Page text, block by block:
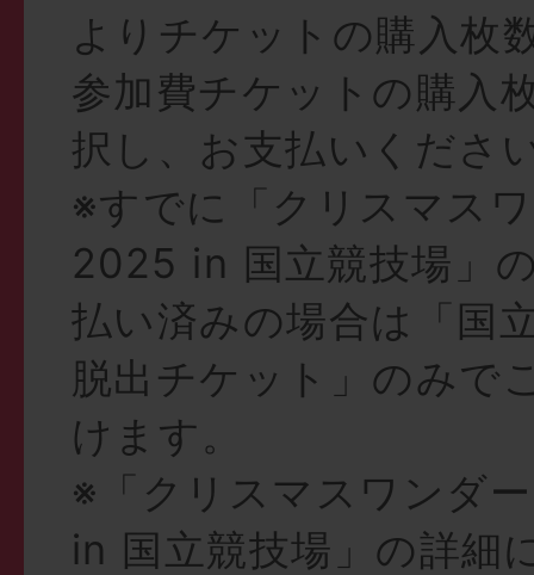
よりチケットの購入枚
参加費チケットの購入
択し、お支払いくださ
※すでに「クリスマス
2025 in 国立競技場」
払い済みの場合は「国
脱出チケット」のみで
けます。
※「クリスマスワンダ
in 国立競技場」の詳細